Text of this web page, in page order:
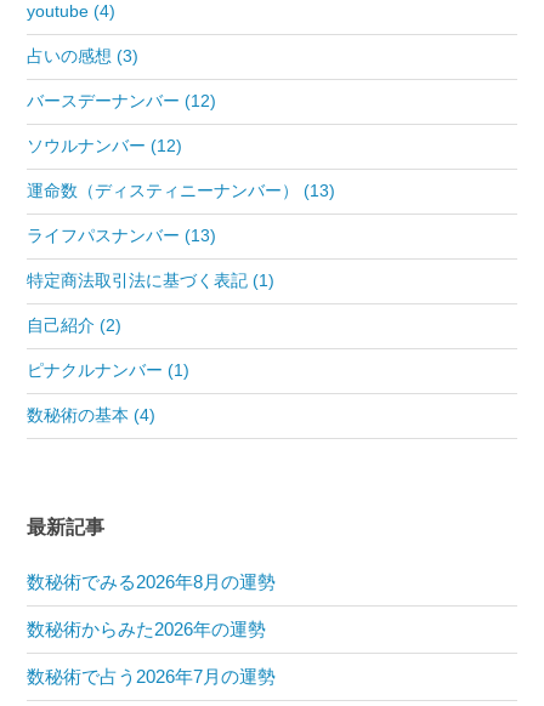
youtube (4)
占いの感想 (3)
バースデーナンバー (12)
ソウルナンバー (12)
運命数（ディスティニーナンバー） (13)
ライフパスナンバー (13)
特定商法取引法に基づく表記 (1)
自己紹介 (2)
ピナクルナンバー (1)
数秘術の基本 (4)
最新記事
数秘術でみる2026年8月の運勢
数秘術からみた2026年の運勢
数秘術で占う2026年7月の運勢